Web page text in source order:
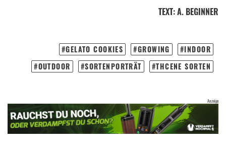
TEXT:A. BEGINNER
GELATO COOKIES GROWING
INDOOR
OUTDOOR
SORTENPORTRÄT THCENE SORTEN